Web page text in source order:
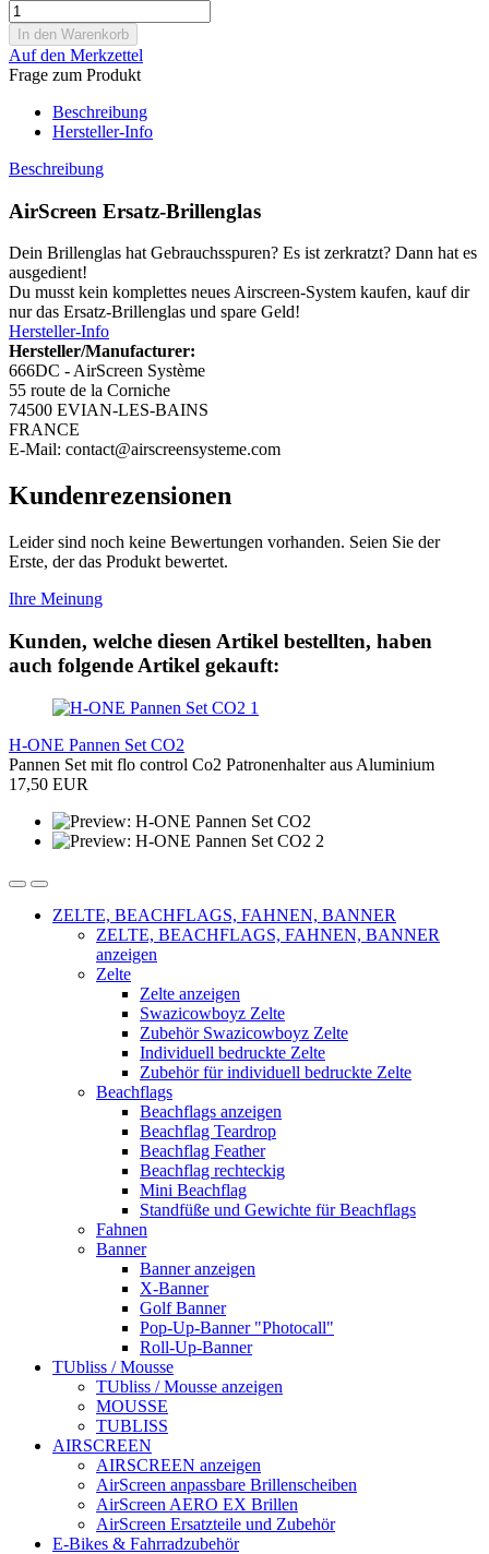
Auf den Merkzettel
Frage zum Produkt
Beschreibung
Hersteller-Info
Beschreibung
AirScreen Ersatz-Brillenglas
Dein Brillenglas hat Gebrauchsspuren? Es ist zerkratzt? Dann hat es
ausgedient!
Du musst kein komplettes neues Airscreen-System kaufen, kauf dir
nur das Ersatz-Brillenglas und spare Geld!
Hersteller-Info
Hersteller/Manufacturer:
666DC - AirScreen Système
55 route de la Corniche
74500 EVIAN-LES-BAINS
FRANCE
E-Mail: contact@airscreensysteme.com
Kundenrezensionen
Leider sind noch keine Bewertungen vorhanden. Seien Sie der
Erste, der das Produkt bewertet.
Ihre Meinung
Kunden, welche diesen Artikel bestellten, haben
auch folgende Artikel gekauft:
H-ONE Pannen Set CO2
Pannen Set mit flo control Co2 Patronenhalter aus Aluminium
17,50 EUR
ZELTE, BEACHFLAGS, FAHNEN, BANNER
ZELTE, BEACHFLAGS, FAHNEN, BANNER
anzeigen
Zelte
Zelte anzeigen
Swazicowboyz Zelte
Zubehör Swazicowboyz Zelte
Individuell bedruckte Zelte
Zubehör für individuell bedruckte Zelte
Beachflags
Beachflags anzeigen
Beachflag Teardrop
Beachflag Feather
Beachflag rechteckig
Mini Beachflag
Standfüße und Gewichte für Beachflags
Fahnen
Banner
Banner anzeigen
X-Banner
Golf Banner
Pop-Up-Banner "Photocall"
Roll-Up-Banner
TUbliss / Mousse
TUbliss / Mousse anzeigen
MOUSSE
TUBLISS
AIRSCREEN
AIRSCREEN anzeigen
AirScreen anpassbare Brillenscheiben
AirScreen AERO EX Brillen
AirScreen Ersatzteile und Zubehör
E-Bikes & Fahrradzubehör